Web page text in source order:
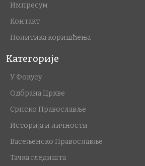
Импресум
Контакт
Политика коришћења
Категорије
У Фокусу
Одбрана Цркве
Српско Православље
Историја и личности
Васељенско Православље
Тачка гледишта